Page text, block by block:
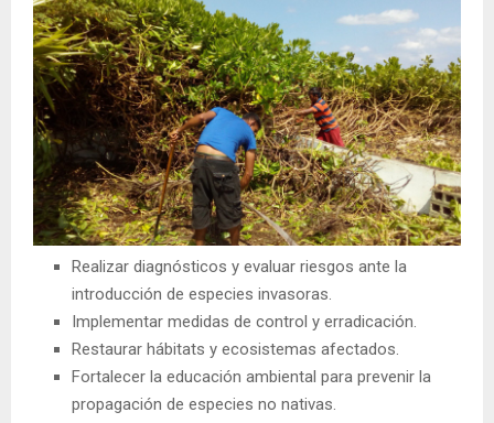
Realizar diagnósticos y evaluar riesgos ante la
introducción de especies invasoras.
Implementar medidas de control y erradicación.
Restaurar hábitats y ecosistemas afectados.
Fortalecer la educación ambiental para prevenir la
propagación de especies no nativas.